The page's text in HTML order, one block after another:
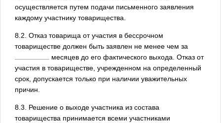
осуществляется путем подачи письменного заявления
каждому участнику товарищества.
8.2. Отказ товарища от участия в бессрочном
товариществе должен быть заявлен не менее чем за
месяцев до его фактического выхода. Отказ от
участия в товариществе, учрежденном на определенный
срок, допускается только при наличии уважительных
причин.
8.3. Решение о выходе участника из состава
товарищества принимается всеми участниками